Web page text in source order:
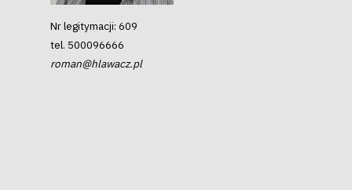
Nr legitymacji:609
tel. 500096666
roman@hlawacz.pl